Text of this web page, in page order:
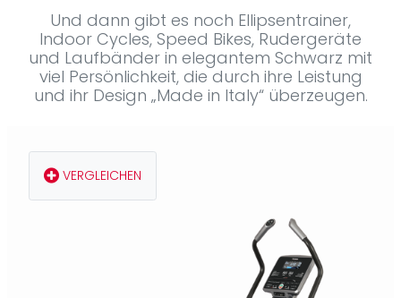
Und dann gibt es noch Ellipsentrainer,
Indoor Cycles, Speed Bikes, Rudergeräte
und Laufbänder in elegantem Schwarz mit
viel Persönlichkeit, die durch ihre Leistung
und ihr Design „Made in Italy“ überzeugen.
VERGLEICHEN